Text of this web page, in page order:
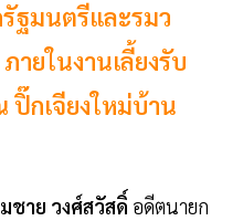
ฐมนตรีและรมว
ายในงานเลี้ยงรับ
กเจียงใหม่บ้าน
ชาย วงศ์สวัสดิ์ อดีตนายก